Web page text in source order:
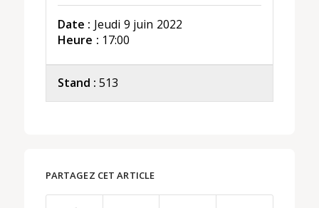
Date : Jeudi 9 juin 2022
Heure : 17:00
Stand : 513
PARTAGEZ CET ARTICLE